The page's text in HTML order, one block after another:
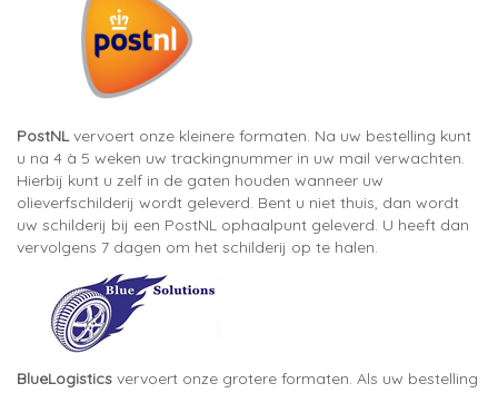
PostNLvervoert onze kleinere formaten. Na uw bestelling kunt
u na 4 à 5 weken uw trackingnummer in uw mail verwachten.
Hierbij kunt u zelf in de gaten houden wanneer uw
olieverfschilderij wordt geleverd. Bent u niet thuis, dan wordt
uw schilderij bij een PostNL ophaalpunt geleverd. U heeft dan
vervolgens 7 dagen om het schilderij op te halen.
BlueLogistics vervoert onze grotere formaten. Als uw bestelling